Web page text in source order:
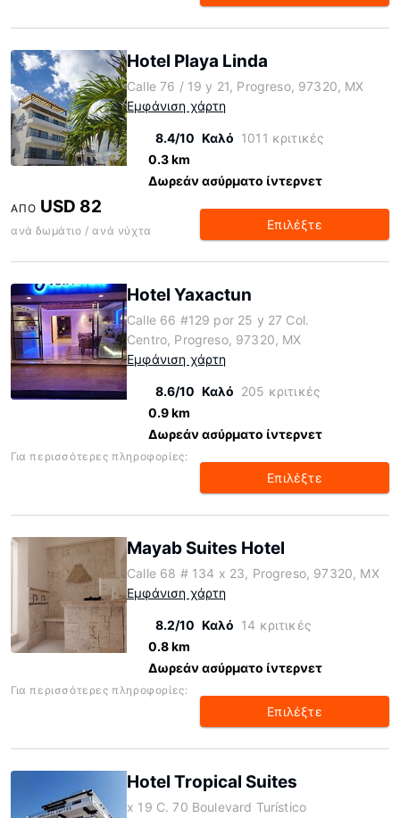
Hotel Playa Linda
Calle 76 / 19 y 21, Progreso, 97320, MX
Εμφάνιση χάρτη
8.4/10 Καλό 1011 κριτικές
0.3 km
Δωρεάν ασύρματο ίντερνετ
ΑΠΌ USD 82
ανά δωμάτιο / ανά νύχτα Επιλέξτε
Hotel Yaxactun
Calle 66 #129 por 25 y 27 Col.
Centro, Progreso, 97320, MX
Εμφάνιση χάρτη
8.6/10 Καλό 205 κριτικές
0.9 km
Δωρεάν ασύρματο ίντερνετ
Για περισσότερες πληροφορίες:
Επιλέξτε
Mayab Suites Hotel
Calle 68 # 134 x 23, Progreso, 97320, MX
Εμφάνιση χάρτη
8.2/10 Καλό 14 κριτικές
0.8 km
Δωρεάν ασύρματο ίντερνετ
Για περισσότερες πληροφορίες:
Επιλέξτε
Hotel Tropical Suites
x 19 C. 70 Boulevard Turístico